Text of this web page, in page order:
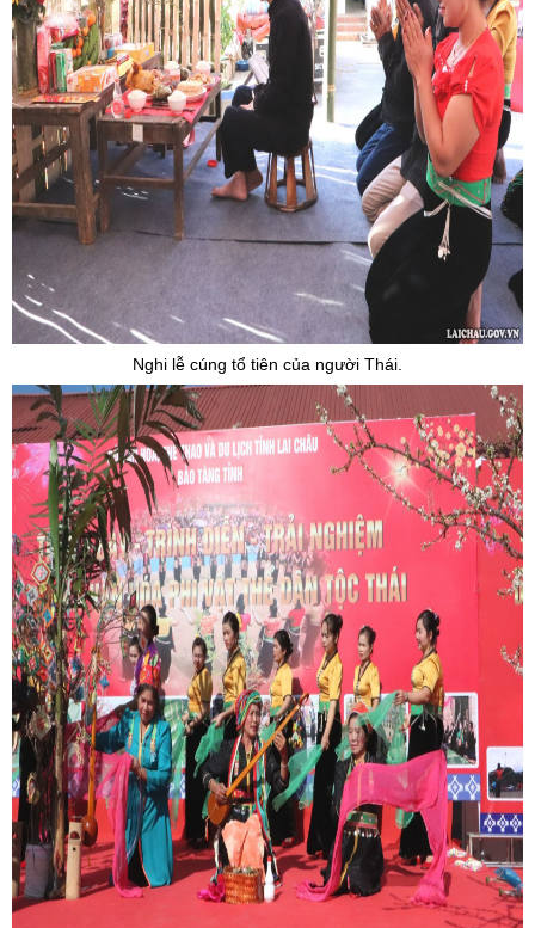
Nghi lễ cúng tổ tiên của người Thái.